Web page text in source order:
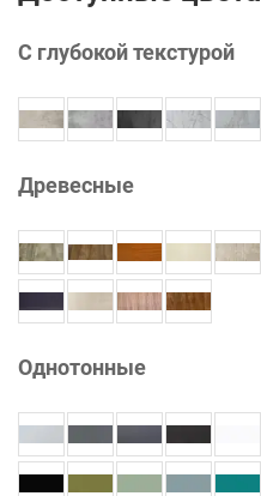
С глубокой текстурой
Древесные
Однотонные